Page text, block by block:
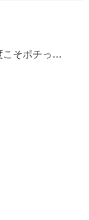
《再入荷》今度こそポチってーーー！！【3COINS】落ち着いた色味が可愛い♡「カーグッズ」